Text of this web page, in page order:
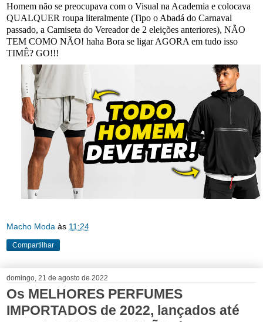
Homem não se preocupava com o Visual na Academia e colocava
QUALQUER roupa literalmente (Tipo o Abadá do Carnaval
passado, a Camiseta do Vereador de 2 eleições anteriores), NÃO
TEM COMO NÃO! haha Bora se ligar AGORA em tudo isso
TIMÊ? GO!!!
Macho Moda às 11:24
Compartilhar
domingo, 21 de agosto de 2022
Os MELHORES PERFUMES
IMPORTADOS de 2022, lançados até